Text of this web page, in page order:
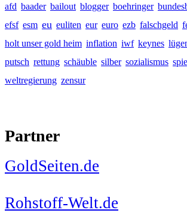
afd baader bailout blogger boehringer
efsf esm eu euliten eur euro ezb falschgeld
holt unser gold heim inflation iwf keynes
putsch rettung schäuble silber sozialismus
weltregierung zensur
Partner
GoldSeiten.de
Rohstoff-Welt.de